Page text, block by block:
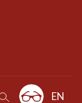
EN